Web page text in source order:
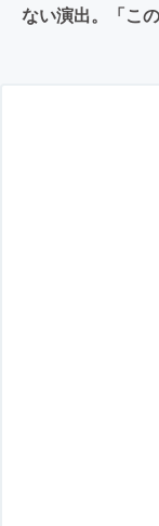
ない演出。「こ